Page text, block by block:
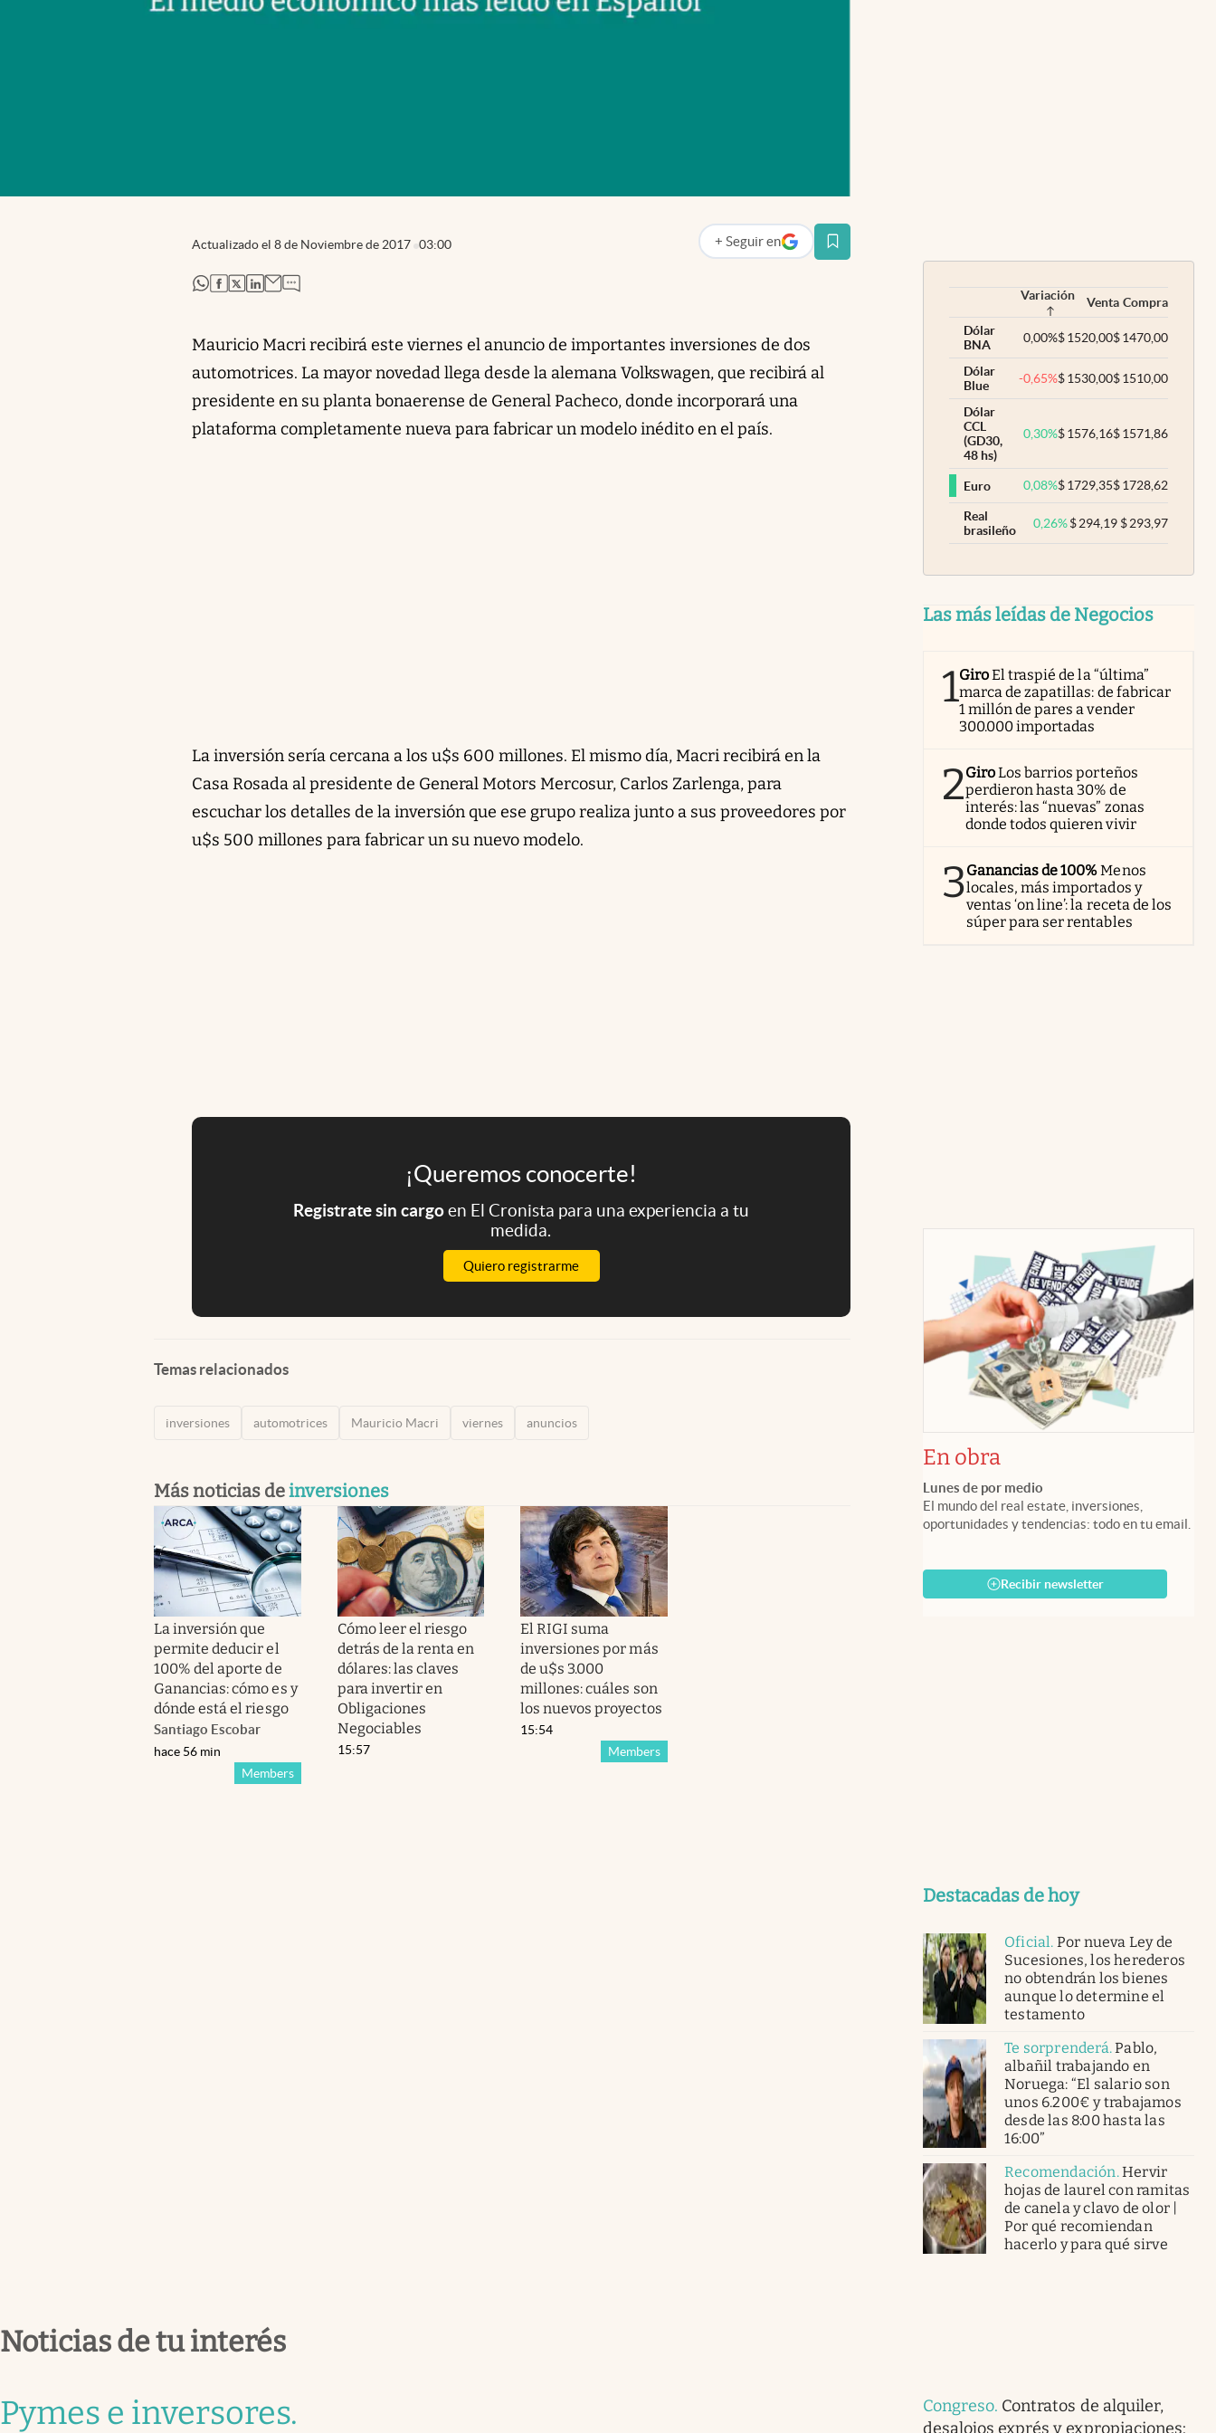
Actualizado el 8 de Noviembre de 2017 03:00 + Seguir en
abre en nueva pestaña
abre en nueva pestaña
abre en nueva pestaña
abre en nueva pestaña
abre en nueva pestaña
Mauricio Macri recibirá este viernes el anuncio de importantes inversiones de dos
automotrices. La mayor novedad llega desde la alemana Volkswagen, que recibirá al
presidente en su planta bonaerense de General Pacheco, donde incorporará una
plataforma completamente nueva para fabricar un modelo inédito en el país.
La inversión sería cercana a los u$s 600 millones. El mismo día, Macri recibirá en la
Casa Rosada al presidente de General Motors Mercosur, Carlos Zarlenga, para
escuchar los detalles de la inversión que ese grupo realiza junto a sus proveedores por
u$s 500 millones para fabricar un su nuevo modelo.
¡Queremos conocerte!
Registrate sin cargoen El Cronista para una experiencia a tu
medida.
Quiero registrarme
Temas relacionados
inversiones automotrices Mauricio Macri viernes anuncios
Más noticias deinversiones
La inversión que
permite deducir el
100% del aporte de
Ganancias: cómo es y
dónde está el riesgo
Santiago Escobar
Members
hace 56 min
Cómo leer el riesgo
detrás de la renta en
dólares: las claves
para invertir en
Obligaciones
Negociables
15:57
El RIGI suma
inversiones por más
de u$s 3.000
millones: cuáles son
los nuevos proyectos
Members
15:54
Variación Venta Compra
Dólar
BNA
0,00%$1520,00$1470,00
Dólar
Blue
-0,65%$1530,00$1510,00
Dólar
CCL
(GD30,
48 hs)
0,30%$1576,16$1571,86
Euro 0,08%$1729,35$1728,62
Real
brasileño
0,26% $294,19 $293,97
Las más leídas de Negocios
1GiroEl traspié de la “última”
marca de zapatillas: de fabricar
1 millón de pares a vender
300.000 importadas
2GiroLos barrios porteños
perdieron hasta 30% de
interés: las “nuevas” zonas
donde todos quieren vivir
3Ganancias de 100%Menos
locales, más importados y
ventas ‘on line’: la receta de los
súper para ser rentables
En obra
Lunes de por medio
El mundo del real estate, inversiones,
oportunidades y tendencias: todo en tu email.
Recibir newsletter
Destacadas de hoy
Oficial. Por nueva Ley de
Sucesiones, los herederos
no obtendrán los bienes
aunque lo determine el
testamento
Te sorprenderá.Pablo,
albañil trabajando en
Noruega: “El salario son
unos 6.200€ y trabajamos
desde las 8:00 hasta las
16:00”
Recomendación.Hervir
hojas de laurel con ramitas
de canela y clavo de olor |
Por qué recomiendan
hacerlo y para qué sirve
Noticias de tu interés
Pymes e inversores.
Congreso. Contratos de alquiler,
desalojos exprés y expropiaciones: